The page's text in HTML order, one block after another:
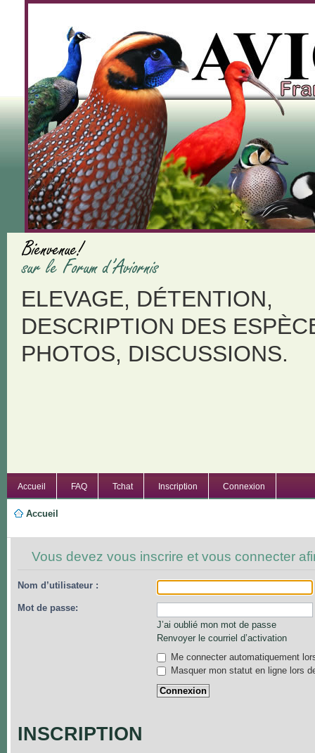
ELEVAGE, DÉTENTION,
DESCRIPTION DES
PHOTOS, DISCUSSIONS.
Accueil FAQ Tchat Inscription Connexion
Accueil
Vous devez vous inscrire et vous connecter
Nom d’utilisateur :
Mot de passe:
J’ai oublié mon mot de passe
Renvoyer le courriel d’activation
Me connecter automatiquement
Masquer mon statut en ligne lors
INSCRIPTION